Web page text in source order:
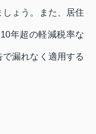
ょう。また、居住
年超の軽減税率な
漏れなく適用する